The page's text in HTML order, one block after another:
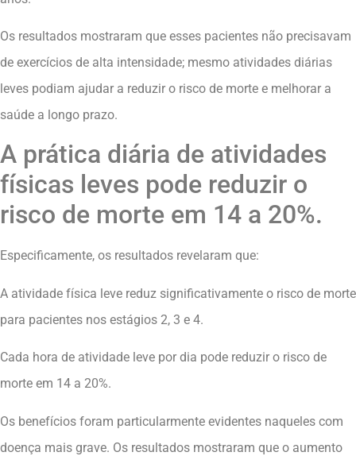
Os resultados mostraram que esses pacientes não precisavam
de exercícios de alta intensidade; mesmo atividades diárias
leves podiam ajudar a reduzir o risco de morte e melhorar a
saúde a longo prazo.
A prática diária de atividades
físicas leves pode reduzir o
risco de morte em 14 a 20%.
Especificamente, os resultados revelaram que:
A atividade física leve reduz significativamente o risco de morte
para pacientes nos estágios 2, 3 e 4.
Cada hora de atividade leve por dia pode reduzir o risco de
morte em 14 a 20%.
Os benefícios foram particularmente evidentes naqueles com
doença mais grave. Os resultados mostraram que o aumento